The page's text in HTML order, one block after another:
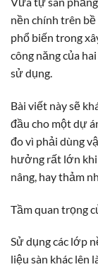
nền chính trên
phổ biến trong
công năng của
sử dụng.
Bài viết này sẽ
đầu cho một dự
đo vì phải dùng
hưởng rất lớn khi
nâng, hay thảm
Tầm quan trọng
Sử dụng các lớp
liệu sàn khác lên